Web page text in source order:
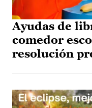
Ayudas de
comedor
resolución